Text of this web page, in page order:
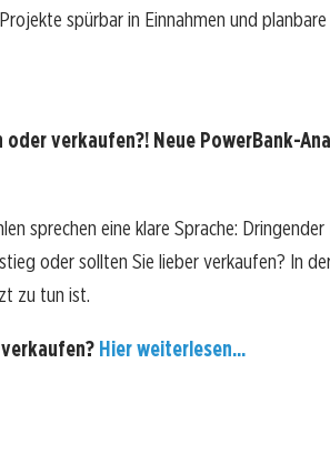
spürbar in Einnahmen und
verkaufen?! Neue PowerBank-
sprechen eine klare Sprache:
oder sollten Sie lieber verkaufen? In
zu tun ist.
Hier weiterlesen...